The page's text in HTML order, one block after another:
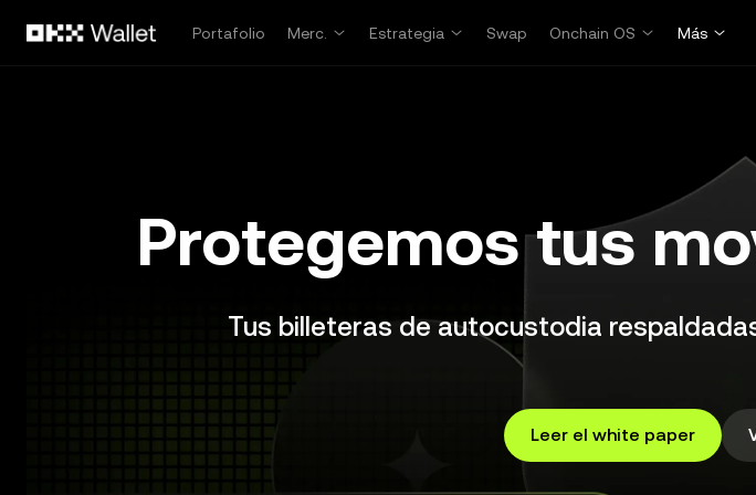
Portafolio
Merc. Estrategia Swap Onchain OS Más
Protegemos tus
Tus billeteras de autocustodia
Leer el white paper